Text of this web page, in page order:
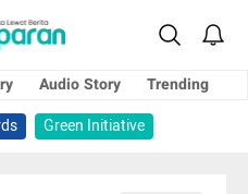
Audio Story
Trending
Green Initiative